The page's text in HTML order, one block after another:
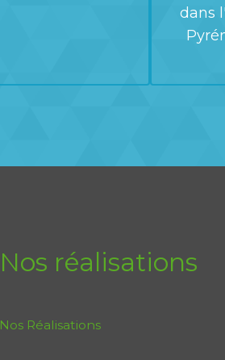
dans
Nos réalisations
Nos Réalisations